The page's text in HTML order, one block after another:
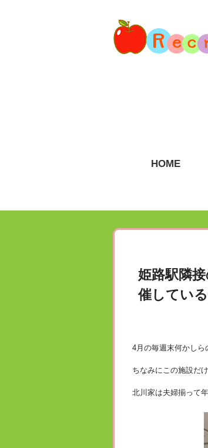
HOME
姫路駅隣
催してい
4月の毎週末何かしら
ちなみにこの施設だ
北川家は夫婦揃って